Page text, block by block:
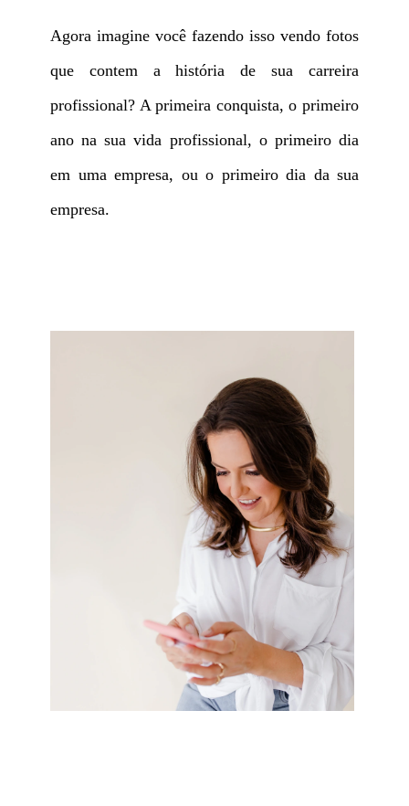
Agora imagine você fazendo isso vendo fotos
que contem a história de sua carreira
profissional? A primeira conquista, o primeiro
ano na sua vida profissional, o primeiro dia
em uma empresa, ou o primeiro dia da sua
empresa.